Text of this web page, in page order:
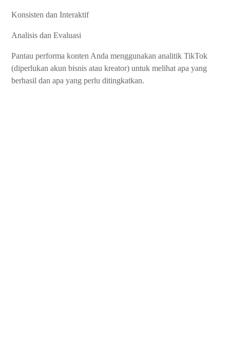
Konsisten dan Interaktif
Analisis dan Evaluasi
Pantau performa konten Anda menggunakan analitik TikTok
(diperlukan akun bisnis atau kreator) untuk melihat apa yang
berhasil dan apa yang perlu ditingkatkan.